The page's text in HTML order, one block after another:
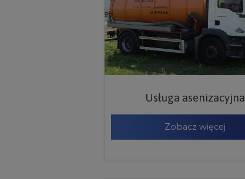
Usługa asenizacyjna
Zobacz więcej